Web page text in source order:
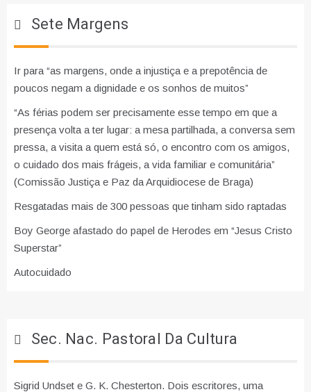
Sete Margens
Ir para “as margens, onde a injustiça e a prepotência de
poucos negam a dignidade e os sonhos de muitos”
“As férias podem ser precisamente esse tempo em que a
presença volta a ter lugar: a mesa partilhada, a conversa sem
pressa, a visita a quem está só, o encontro com os amigos,
o cuidado dos mais frágeis, a vida familiar e comunitária”
(Comissão Justiça e Paz da Arquidiocese de Braga)
Resgatadas mais de 300 pessoas que tinham sido raptadas
Boy George afastado do papel de Herodes em “Jesus Cristo
Superstar”
Autocuidado
Sec. Nac. Pastoral Da Cultura
Sigrid Undset e G. K. Chesterton. Dois escritores, uma